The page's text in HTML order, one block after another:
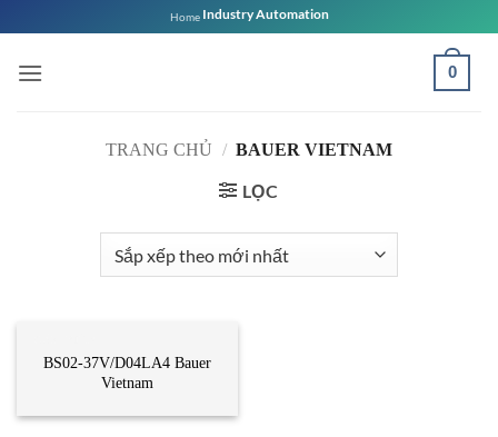
qua
nội
Home Industry Automation
0
TRANG CHỦ / BAUER VIETNAM
LỌC
BS02-37V/D04LA4 Bauer
Vietnam